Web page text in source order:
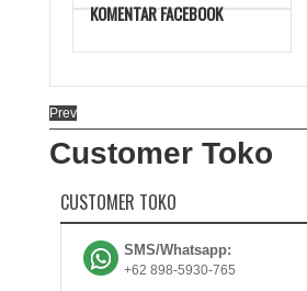
KOMENTAR FACEBOOK
Prev
Customer Toko
CUSTOMER TOKO
SMS/Whatsapp:
+62 898-5930-765